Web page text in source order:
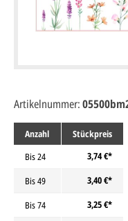
Anzahl
Stückpreis
Bis24
3,74 €*
Bis49
3,40 €*
Bis74
3,25 €*
Artikelnummer: